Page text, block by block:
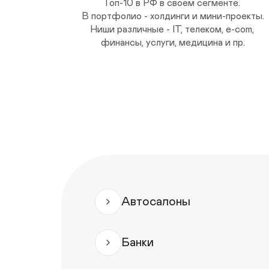
Топ-10 в РФ в своем сегменте.
В портфолио - холдинги и мини-проекты.
Ниши различные - IT, телеком, e-com,
финансы, услуги, медицина и пр.
Автосалоны
Банки